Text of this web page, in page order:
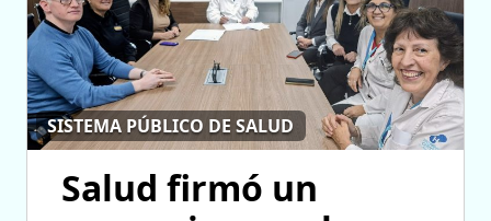
SISTEMA PÚBLICO DE SALUD
Salud firmó un